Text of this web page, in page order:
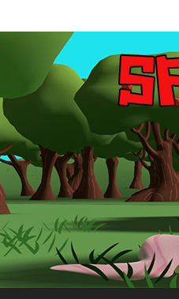
HERD